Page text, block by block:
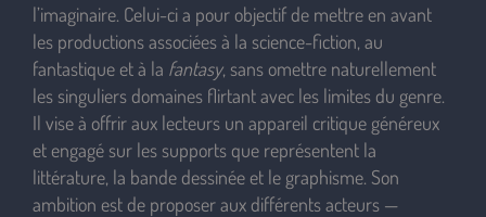
l’imaginaire. Celui-ci a pour objectif de mettre en avant
les productions associées à la science-fiction, au
fantastique et à la fantasy, sans omettre naturellement
les singuliers domaines flirtant avec les limites du genre.
Il vise à offrir aux lecteurs un appareil critique généreux
et engagé sur les supports que représentent la
littérature, la bande dessinée et le graphisme. Son
ambition est de proposer aux différents acteurs —